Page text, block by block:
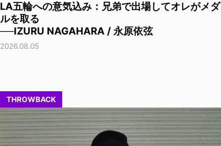
LA五輪への意気込み：兄弟で出場してオレがメダ
ルを取る
──IZURU NAGAHARA / 永原依弦
2026.08.05
THROWBACK